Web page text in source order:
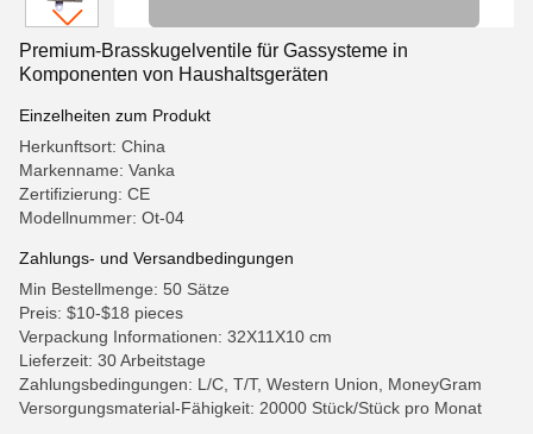
Premium-Brasskugelventile für Gassysteme in
Komponenten von Haushaltsgeräten
Einzelheiten zum Produkt
Herkunftsort: China
Markenname: Vanka
Zertifizierung: CE
Modellnummer: Ot-04
Zahlungs- und Versandbedingungen
Min Bestellmenge: 50 Sätze
Preis: $10-$18 pieces
Verpackung Informationen: 32X11X10 cm
Lieferzeit: 30 Arbeitstage
Zahlungsbedingungen: L/C, T/T, Western Union, MoneyGram
Versorgungsmaterial-Fähigkeit: 20000 Stück/Stück pro Monat